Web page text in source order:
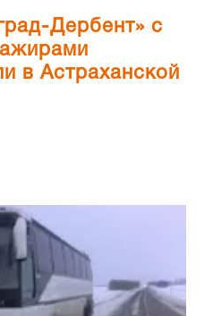
Дербент» с
в Астраханской